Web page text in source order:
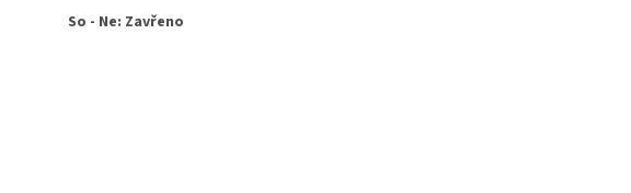
So - Ne: Zavřeno